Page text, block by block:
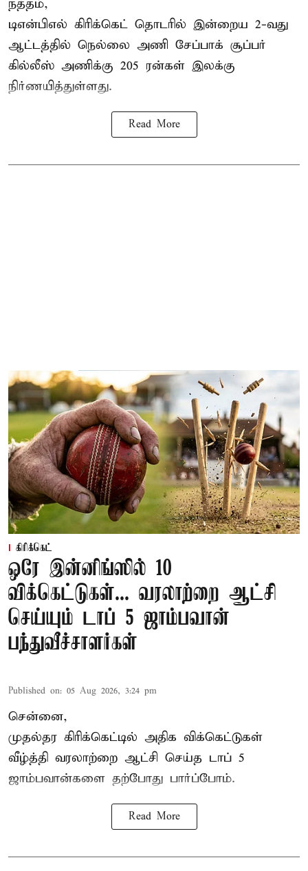
நத்தம்,
டிஎன்பிஎல் கிரிக்கெட் தொடரில் இன்றைய 2-வது
ஆட்டத்தில் நெல்லை அணி சேப்பாக் சூப்பர்
கில்லீஸ் அணிக்கு 205 ரன்கள் இலக்கு
நிர்ணயித்துள்ளது.
Read More
கிரிக்கெட்
ஒரே இன்னிங்ஸில் 10
விக்கெட்டுகள்... வரலாற்றை ஆட்சி
செய்யும் டாப் 5 ஜாம்பவான்
பந்துவீச்சாளர்கள்
Published on: 05 Aug 2026, 3:24 pm
சென்னை,
முதல்தர கிரிக்கெட்டில் அதிக விக்கெட்டுகள்
வீழ்த்தி வரலாற்றை ஆட்சி செய்த டாப் 5
ஜாம்பவான்களை தற்போது பார்ப்போம்.
Read More